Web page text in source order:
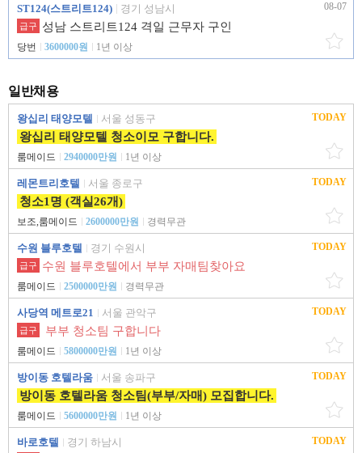
ST124(스트리트124) 경기 성남시
급구 성남 스트리트124 격일 근무자 구인
당번 3600000원 1년 이상
08-07
일반채용
왕십리 태양모텔 서울 성동구
왕십리 태양모텔 청소이모 구합니다.
룸메이드 2940000만원 1년 이상
TODAY
레몬트리호텔 서울 종로구
청소1명 (객실26개)
보조,룸메이드 2600000만원 경력무관
TODAY
수원 블루호텔 경기 수원시
급구 수원 블루호텔에서 부부 자매팀찾아요
룸메이드 2500000만원 경력무관
TODAY
사당역 메트로21 서울 관악구
급구 부부 청소팀 구합니다
룸메이드 5800000만원 1년 이상
TODAY
방이동 호텔라움 서울 송파구
방이동 호텔라움 청소팀(부부/자매) 모집합니다.
룸메이드 5600000만원 1년 이상
TODAY
바로호텔 경기 하남시 TODAY